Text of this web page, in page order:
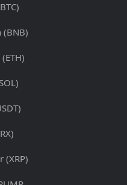
(BNB)
(XRP)